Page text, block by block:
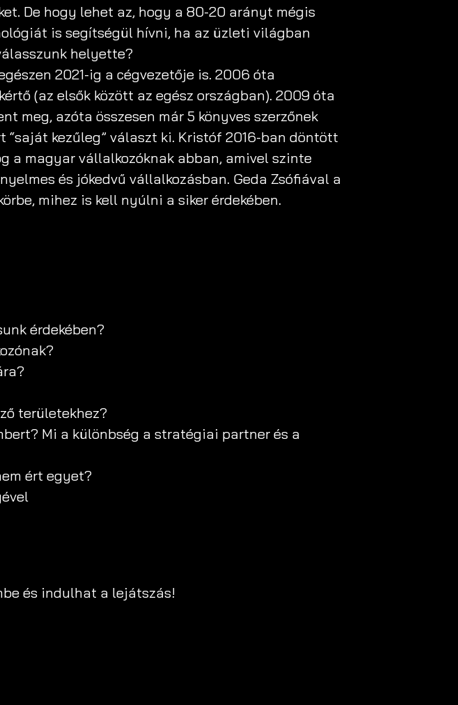
De hogy lehet az, hogy a 80-20 arányt mégis
is segítségül hívni, ha az üzleti világban
helyette?
2021-ig a cégvezetője is. 2006 óta
(az elsők között az egész országban). 2009 óta
meg, azóta összesen már 5 könyves szerzőnek
kezűleg” választ ki. Kristóf 2016-ban döntött
a magyar vállalkozóknak abban, amivel szinte
és jókedvű vállalkozásban. Geda Zsófiával a
mihez is kell nyúlni a siker érdekében.
érdekében?
területekhez?
Mi a különbség a stratégiai partner és a
ért egyet?
és indulhat a lejátszás!